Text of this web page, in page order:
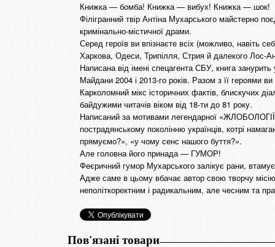
Книжка — бомба! Книжка — вибух! Книжка — шок!
Філігранний твір Антіна Мухарського майстерно
кримінально-містичної драми.
Серед героїв ви впізнаєте всіх (можливо, навіть
Харкова, Одеси, Трипілля, Стрия й далекого Лос-
Написана від імені спецагента СБУ, книга
Майдани 2004 і 2013-го років. Разом з її героями
Карколомний мікс історичних фактів, блискучих
байдужими читачів віком від 18-ти до 81 року.
Написаний за мотивами легендарної
пострадянському поколінню українців, котрі
прямуємо?», «у чому сенс нашого буття?».
Але головна його принада — ГУМОР!
Феєричний гумор Мухарського залікує рани,
Адже саме в цьому вбачає автор свою творчу
неполіткоректним і радикальним, але чесним та
Пов'язані товари